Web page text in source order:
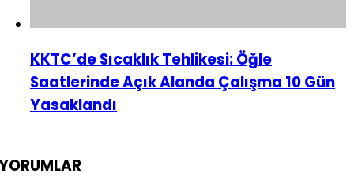
KKTC’de Sıcaklık Tehlikesi: Öğle
Saatlerinde Açık Alanda Çalışma 10 Gün
Yasaklandı